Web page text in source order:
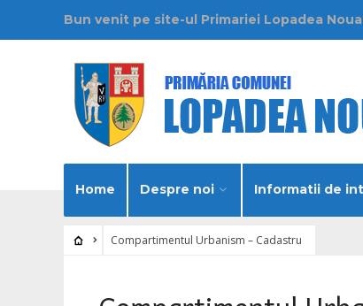
Bun venit pe site-ul Primariei Lopadea
Home Despre noi Informatii de
Compartimentul Urbanism – Cadastru